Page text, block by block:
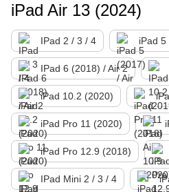
iPad Air 13 (2024)
IPad 2 / 3 / 4 iPad 5
IPad 6 (2018) / Air 2
iPad 10.2 (2020)
iPad Pro 11 (2020)
iPad Pro 12.9 (2018)
IPad Mini 2 / 3 / 4